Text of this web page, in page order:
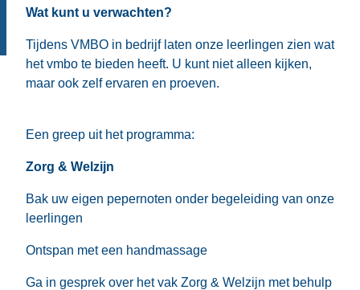
Wat kunt u verwachten?
Tijdens VMBO in bedrijf laten onze leerlingen zien wat
het vmbo te bieden heeft. U kunt niet alleen kijken,
maar ook zelf ervaren en proeven.
Een greep uit het programma:
Zorg & Welzijn
Bak uw eigen pepernoten onder begeleiding van onze
leerlingen
Ontspan met een handmassage
Ga in gesprek over het vak Zorg & Welzijn met behulp